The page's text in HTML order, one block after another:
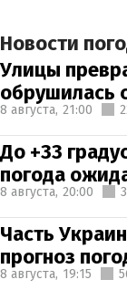
Новости
Улицы
обрушилась
8 августа, 21:00
До +33
погода
8 августа, 20:00
Часть
прогноз
8 августа, 19:15